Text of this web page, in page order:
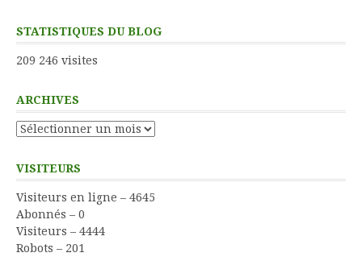
STATISTIQUES DU BLOG
209 246 visites
ARCHIVES
Archives
VISITEURS
Visiteurs en ligne – 4645
Abonnés – 0
Visiteurs – 4444
Robots – 201